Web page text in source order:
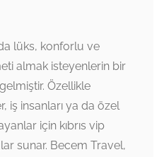
lüks, konforlu ve
almak isteyenlerin bir
Özellikle
iş insanları ya da özel
için kıbrıs vip
sunar. Becem Travel,